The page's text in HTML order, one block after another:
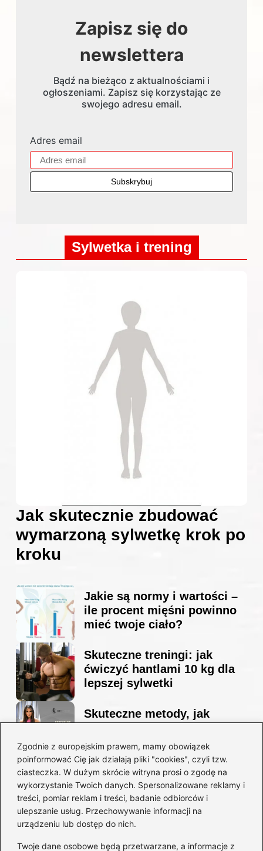
Zgodnie z europejskim prawem, mamy obowiązek
poinformować Cię jak działają pliki "cookies", czyli tzw.
ciasteczka. W dużym skrócie witryna prosi o zgodę na
wykorzystanie Twoich danych. Spersonalizowane reklamy i
treści, pomiar reklam i treści, badanie odbiorców i
ulepszanie usług. Przechowywanie informacji na
urządzeniu lub dostęp do nich.
Twoje dane osobowe będą przetwarzane, a informacje z
Zapisz się do
newslettera
Bądź na bieżąco z aktualnościami i
ogłoszeniami. Zapisz się korzystając ze
swojego adresu email.
Adres email
Sylwetka i trening
Jak skutecznie zbudować
wymarzoną sylwetkę krok po
kroku
Jakie są normy i wartości –
ile procent mięśni powinno
mieć twoje ciało?
Skuteczne treningi: jak
ćwiczyć hantlami 10 kg dla
lepszej sylwetki
Skuteczne metody, jak
sylwetkę w zaledwie 90 dni
Idealny garnitur: jak dobrać
go do swojej sylwetki?
Kategorie